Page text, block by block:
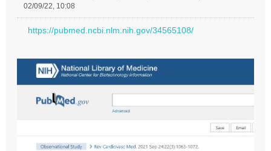
a
02/09/22, 10:08
https://pubmed.ncbi.nlm.nih.gov/34565108/